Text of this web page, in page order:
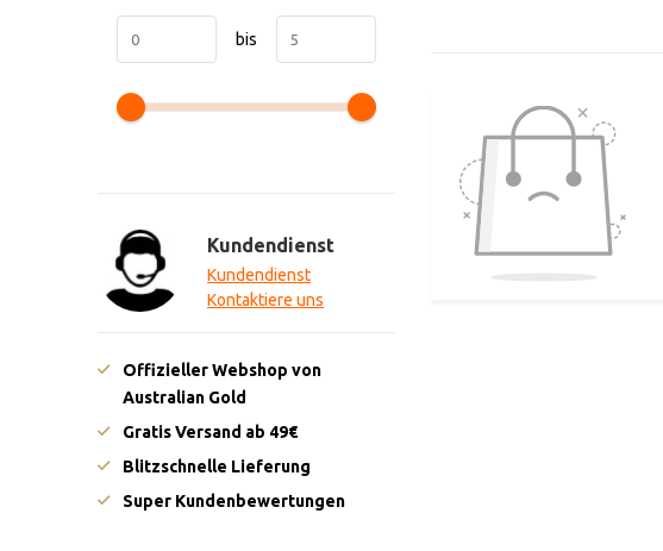
bis
Kundendienst
Kundendienst
Kontaktiere uns
Offizieller Webshop von
Australian Gold
Gratis Versand ab 49€
Blitzschnelle Lieferung
Super Kundenbewertungen